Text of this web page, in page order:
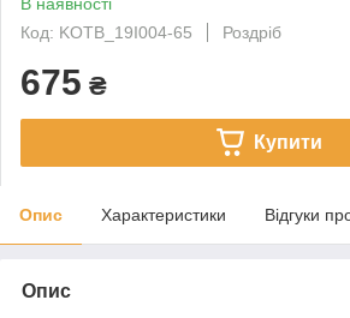
Код: KOTB_19I004-65
Роздріб
675 ₴
Купити
Опис Характеристики Відгуки
Опис